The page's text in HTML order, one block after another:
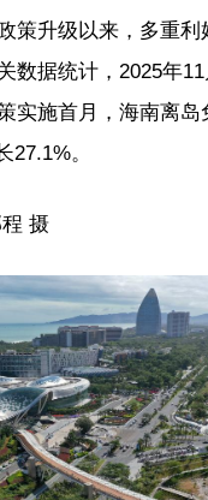
策升级以来，多重利
数据统计，2025年
实施首月，海南离岛
27.1%。
摄